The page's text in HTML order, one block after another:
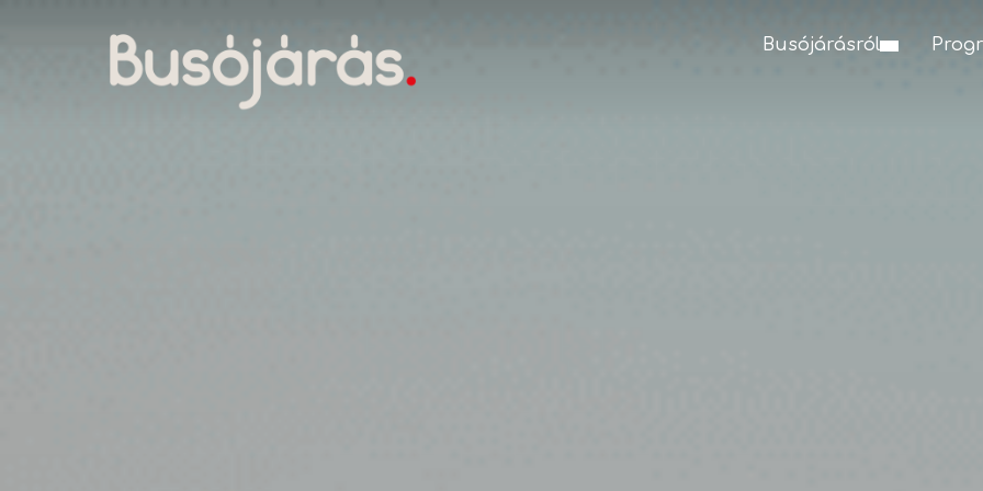
Busójárásról